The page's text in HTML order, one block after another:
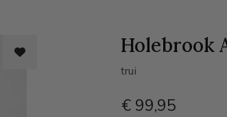
Holebrook
trui
€ 99,95